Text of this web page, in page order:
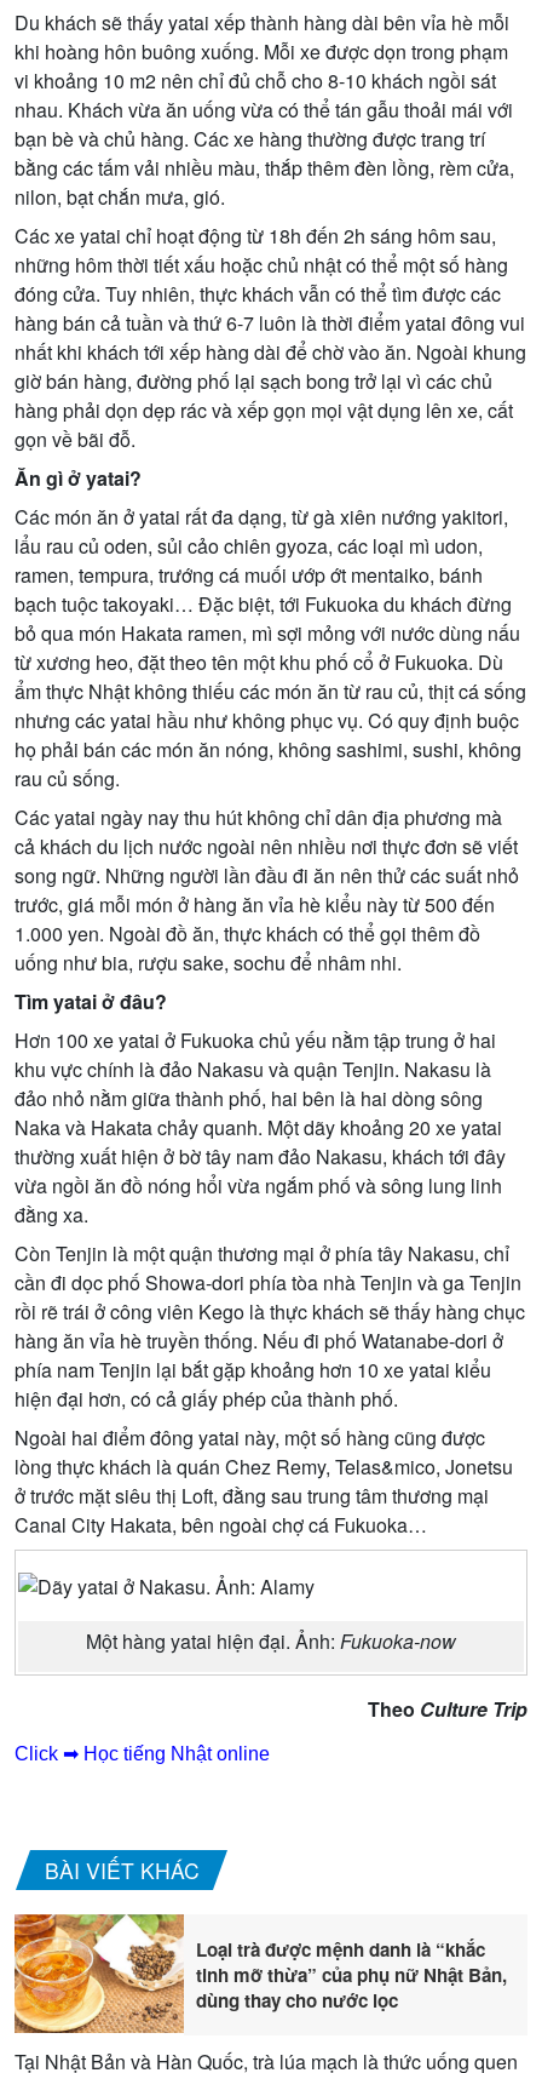
Du khách sẽ thấy yatai xếp thành hàng dài bên vỉa hè mỗi
khi hoàng hôn buông xuống. Mỗi xe được dọn trong phạm
vi khoảng 10 m2 nên chỉ đủ chỗ cho 8-10 khách ngồi sát
nhau. Khách vừa ăn uống vừa có thể tán gẫu thoải mái với
bạn bè và chủ hàng. Các xe hàng thường được trang trí
bằng các tấm vải nhiều màu, thắp thêm đèn lồng, rèm cửa,
nilon, bạt chắn mưa, gió.
Các xe yatai chỉ hoạt động từ 18h đến 2h sáng hôm sau,
những hôm thời tiết xấu hoặc chủ nhật có thể một số hàng
đóng cửa. Tuy nhiên, thực khách vẫn có thể tìm được các
hàng bán cả tuần và thứ 6-7 luôn là thời điểm yatai đông vui
nhất khi khách tới xếp hàng dài để chờ vào ăn. Ngoài khung
giờ bán hàng, đường phố lại sạch bong trở lại vì các chủ
hàng phải dọn dẹp rác và xếp gọn mọi vật dụng lên xe, cất
gọn về bãi đỗ.
Ăn gì ở yatai?
Các món ăn ở yatai rất đa dạng, từ gà xiên nướng yakitori,
lẩu rau củ oden, sủi cảo chiên gyoza, các loại mì udon,
ramen, tempura, trướng cá muối ướp ớt mentaiko, bánh
bạch tuộc takoyaki… Đặc biệt, tới Fukuoka du khách đừng
bỏ qua món Hakata ramen, mì sợi mỏng với nước dùng nấu
từ xương heo, đặt theo tên một khu phố cổ ở Fukuoka. Dù
ẩm thực Nhật không thiếu các món ăn từ rau củ, thịt cá sống
nhưng các yatai hầu như không phục vụ. Có quy định buộc
họ phải bán các món ăn nóng, không sashimi, sushi, không
rau củ sống.
Các yatai ngày nay thu hút không chỉ dân địa phương mà
cả khách du lịch nước ngoài nên nhiều nơi thực đơn sẽ viết
song ngữ. Những người lần đầu đi ăn nên thử các suất nhỏ
trước, giá mỗi món ở hàng ăn vỉa hè kiểu này từ 500 đến
1.000 yen. Ngoài đồ ăn, thực khách có thể gọi thêm đồ
uống như bia, rượu sake, sochu để nhâm nhi.
Tìm yatai ở đâu?
Hơn 100 xe yatai ở Fukuoka chủ yếu nằm tập trung ở hai
khu vực chính là đảo Nakasu và quận Tenjin. Nakasu là
đảo nhỏ nằm giữa thành phố, hai bên là hai dòng sông
Naka và Hakata chảy quanh. Một dãy khoảng 20 xe yatai
thường xuất hiện ở bờ tây nam đảo Nakasu, khách tới đây
vừa ngồi ăn đồ nóng hổi vừa ngắm phố và sông lung linh
đằng xa.
Còn Tenjin là một quận thương mại ở phía tây Nakasu, chỉ
cần đi dọc phố Showa-dori phía tòa nhà Tenjin và ga Tenjin
rồi rẽ trái ở công viên Kego là thực khách sẽ thấy hàng chục
hàng ăn vỉa hè truyền thống. Nếu đi phố Watanabe-dori ở
phía nam Tenjin lại bắt gặp khoảng hơn 10 xe yatai kiểu
hiện đại hơn, có cả giấy phép của thành phố.
Ngoài hai điểm đông yatai này, một số hàng cũng được
lòng thực khách là quán Chez Remy, Telas&mico, Jonetsu
ở trước mặt siêu thị Loft, đằng sau trung tâm thương mại
Canal City Hakata, bên ngoài chợ cá Fukuoka…
Một hàng yatai hiện đại. Ảnh: Fukuoka-now
Theo Culture Trip
Click ➡ Học tiếng Nhật online
BÀI VIẾT KHÁC
Loại trà được mệnh danh là “khắc
tinh mỡ thừa” của phụ nữ Nhật Bản,
dùng thay cho nước lọc
Tại Nhật Bản và Hàn Quốc, trà lúa mạch là thức uống quen